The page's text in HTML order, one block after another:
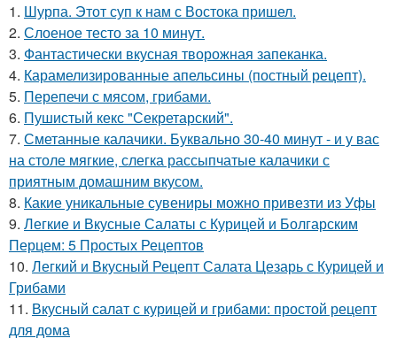
1. Шурпа. Этот суп к нам с Востока пришел.
2. Слоеное тесто за 10 минут.
3. Фантастически вкусная творожная запеканка.
4. Карамелизированные апельсины (постный рецепт).
5. Перепечи с мясом, грибами.
6. Пушистый кекс "Секретарский".
7. Сметанные калачики. Буквально 30-40 минут - и у вас
на столе мягкие, слегка рассыпчатые калачики с
приятным домашним вкусом.
8. Какие уникальные сувениры можно привезти из Уфы
9. Легкие и Вкусные Салаты с Курицей и Болгарским
Перцем: 5 Простых Рецептов
10. Легкий и Вкусный Рецепт Салата Цезарь с Курицей и
Грибами
11. Вкусный салат с курицей и грибами: простой рецепт
для дома